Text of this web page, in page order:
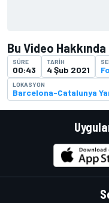
Bu Video Hakkında
SÜRE
00:43
TARIH
4 Şub 2021
LOKASYON
Barcelona-Catalunya